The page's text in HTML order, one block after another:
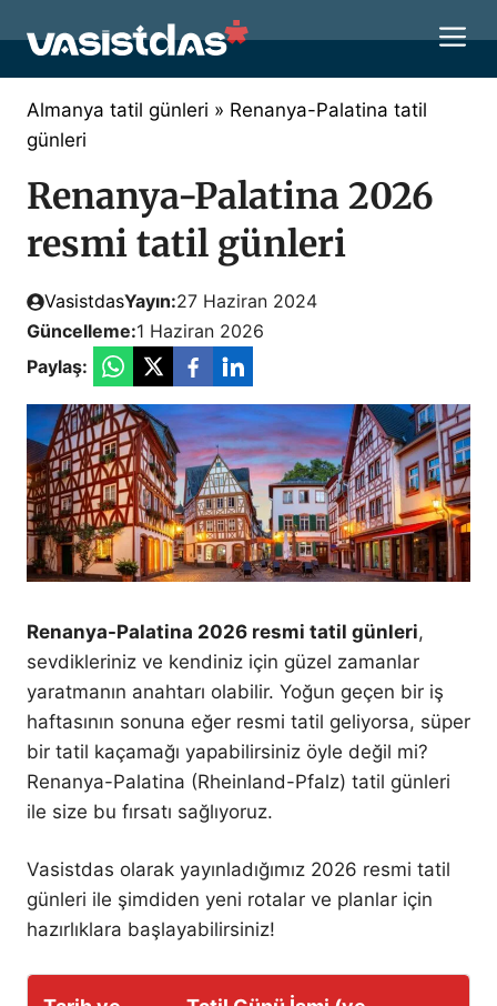
atla
Almanya tatil günleri » Renanya-Palatina tatil
günleri
Renanya-Palatina 2026
resmi tatil günleri
VasistdasYayın:27 Haziran 2024
Güncelleme:1 Haziran 2026
Paylaş:
Renanya-Palatina 2026 resmi tatil günleri,
sevdikleriniz ve kendiniz için güzel zamanlar
yaratmanın anahtarı olabilir. Yoğun geçen bir iş
haftasının sonuna eğer resmi tatil geliyorsa, süper
bir tatil kaçamağı yapabilirsiniz öyle değil mi?
Renanya-Palatina (Rheinland-Pfalz) tatil günleri
ile size bu fırsatı sağlıyoruz.
Vasistdas olarak yayınladığımız 2026 resmi tatil
günleri ile şimdiden yeni rotalar ve planlar için
hazırlıklara başlayabilirsiniz!